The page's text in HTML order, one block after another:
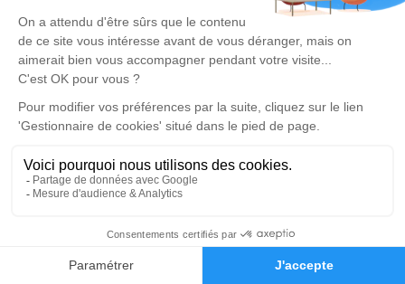
Faire-part Hommages
Un service de plantation d’arbre hommage estdisponible
mardi 14 janvier 2025 à 10h00
Eglise Saint-Aubin des Ponts-de-Cé de Les
Ponts-de-Ce